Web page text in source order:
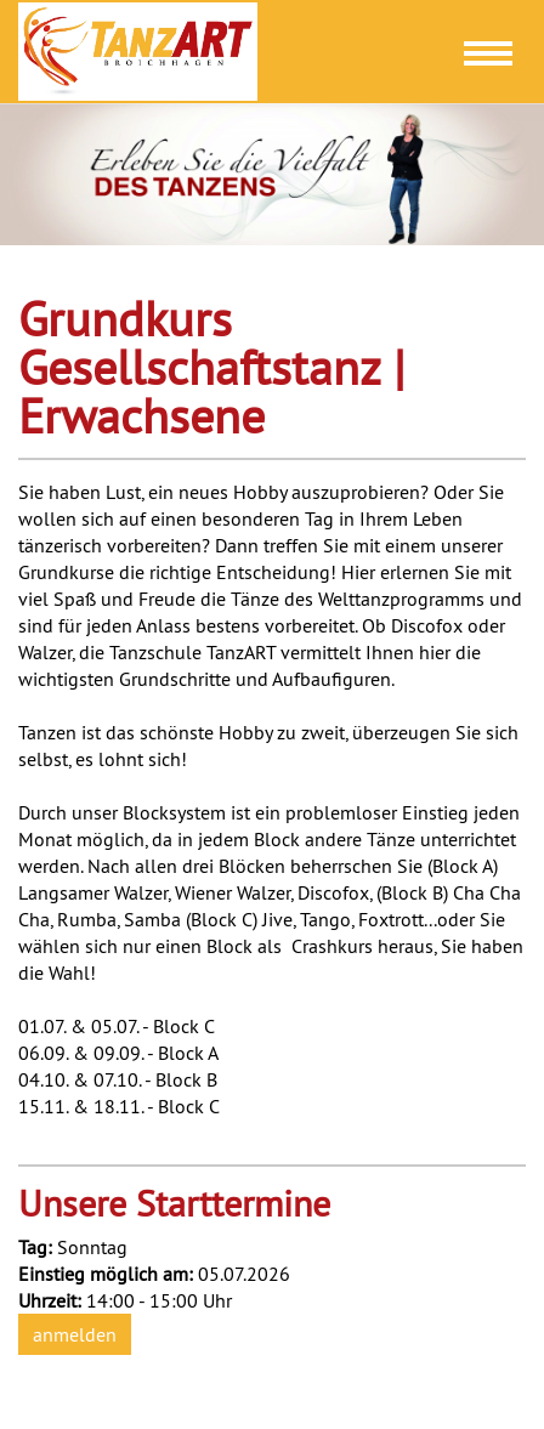
Toggle
Grundkurs
Gesellschaftstanz |
Erwachsene
Sie haben Lust, ein neues Hobby auszuprobieren? Oder Sie
wollen sich auf einen besonderen Tag in Ihrem Leben
tänzerisch vorbereiten? Dann treffen Sie mit einem unserer
Grundkurse die richtige Entscheidung! Hier erlernen Sie mit
viel Spaß und Freude die Tänze des Welttanzprogramms und
sind für jeden Anlass bestens vorbereitet. Ob Discofox oder
Walzer, die Tanzschule TanzART vermittelt Ihnen hier die
wichtigsten Grundschritte und Aufbaufiguren.
Tanzen ist das schönste Hobby zu zweit, überzeugen Sie sich
selbst, es lohnt sich!
Durch unser Blocksystem ist ein problemloser Einstieg jeden
Monat möglich, da in jedem Block andere Tänze unterrichtet
werden. Nach allen drei Blöcken beherrschen Sie (Block A)
Langsamer Walzer, Wiener Walzer, Discofox, (Block B) Cha Cha
Cha, Rumba, Samba (Block C) Jive, Tango, Foxtrott...oder Sie
wählen sich nur einen Block als Crashkurs heraus, Sie haben
die Wahl!
01.07. & 05.07. - Block C
06.09. & 09.09. - Block A
04.10. & 07.10. - Block B
15.11. & 18.11. - Block C
Unsere Starttermine
Tag: Sonntag
Einstieg möglich am: 05.07.2026
Uhrzeit: 14:00 - 15:00 Uhr
anmelden